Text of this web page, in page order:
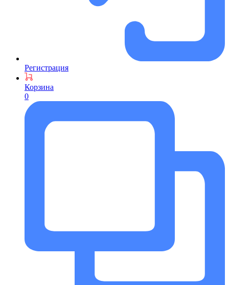
Регистрация
Корзина
0